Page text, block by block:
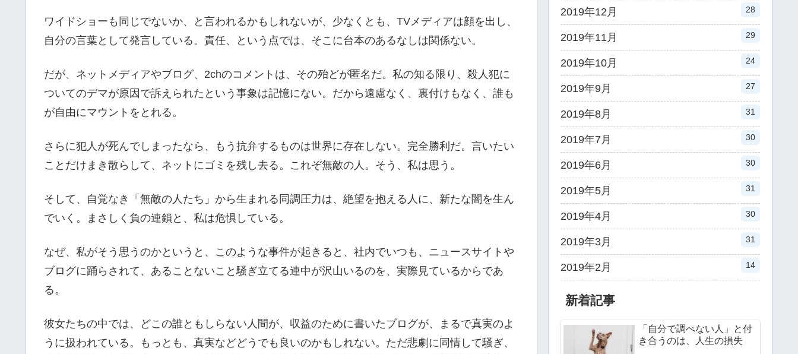
ワイドショーも同じでないか、と言われるかもしれないが、少なくとも、TVメディアは顔を出し、
自分の言葉として発言している。責任、という点では、そこに台本のあるなしは関係ない。
だが、ネットメディアやブログ、2chのコメントは、その殆どが匿名だ。私の知る限り、殺人犯に
ついてのデマが原因で訴えられたという事象は記憶にない。だから遠慮なく、裏付けもなく、誰も
が自由にマウントをとれる。
さらに犯人が死んでしまったなら、もう抗弁するものは世界に存在しない。完全勝利だ。言いたい
ことだけまき散らして、ネットにゴミを残し去る。これぞ無敵の人。そう、私は思う。
そして、自覚なき「無敵の人たち」から生まれる同調圧力は、絶望を抱える人に、新たな闇を生ん
でいく。まさしく負の連鎖と、私は危惧している。
なぜ、私がそう思うのかというと、このような事件が起きると、社内でいつも、ニュースサイトや
ブログに踊らされて、あることないこと騒ぎ立てる連中が沢山いるのを、実際見ているからであ
る。
彼女たちの中では、どこの誰ともしらない人間が、収益のために書いたブログが、まるで真実のよ
うに扱われている。もっとも、真実などどうでも良いのかもしれない。ただ悲劇に同情して騒ぎ、
2019年12月 28
2019年11月 29
2019年10月 24
2019年9月 27
2019年8月 31
2019年7月 30
2019年6月 30
2019年5月 31
2019年4月 30
2019年3月 31
2019年2月 14
新着記事
「自分で調べない人」と付
き合うのは、人生の損失